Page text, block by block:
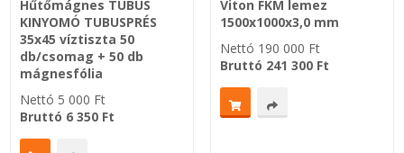
Hűtőmágnes TUBUS
KINYOMÓ TUBUSPRÉS
35x45 víztiszta 50
db/csomag + 50 db
mágnesfólia
Nettó 5 000 Ft
Bruttó 6 350 Ft
Viton FKM lemez
1500x1000x3,0 mm
Nettó 190 000 Ft
Bruttó 241 300Ft